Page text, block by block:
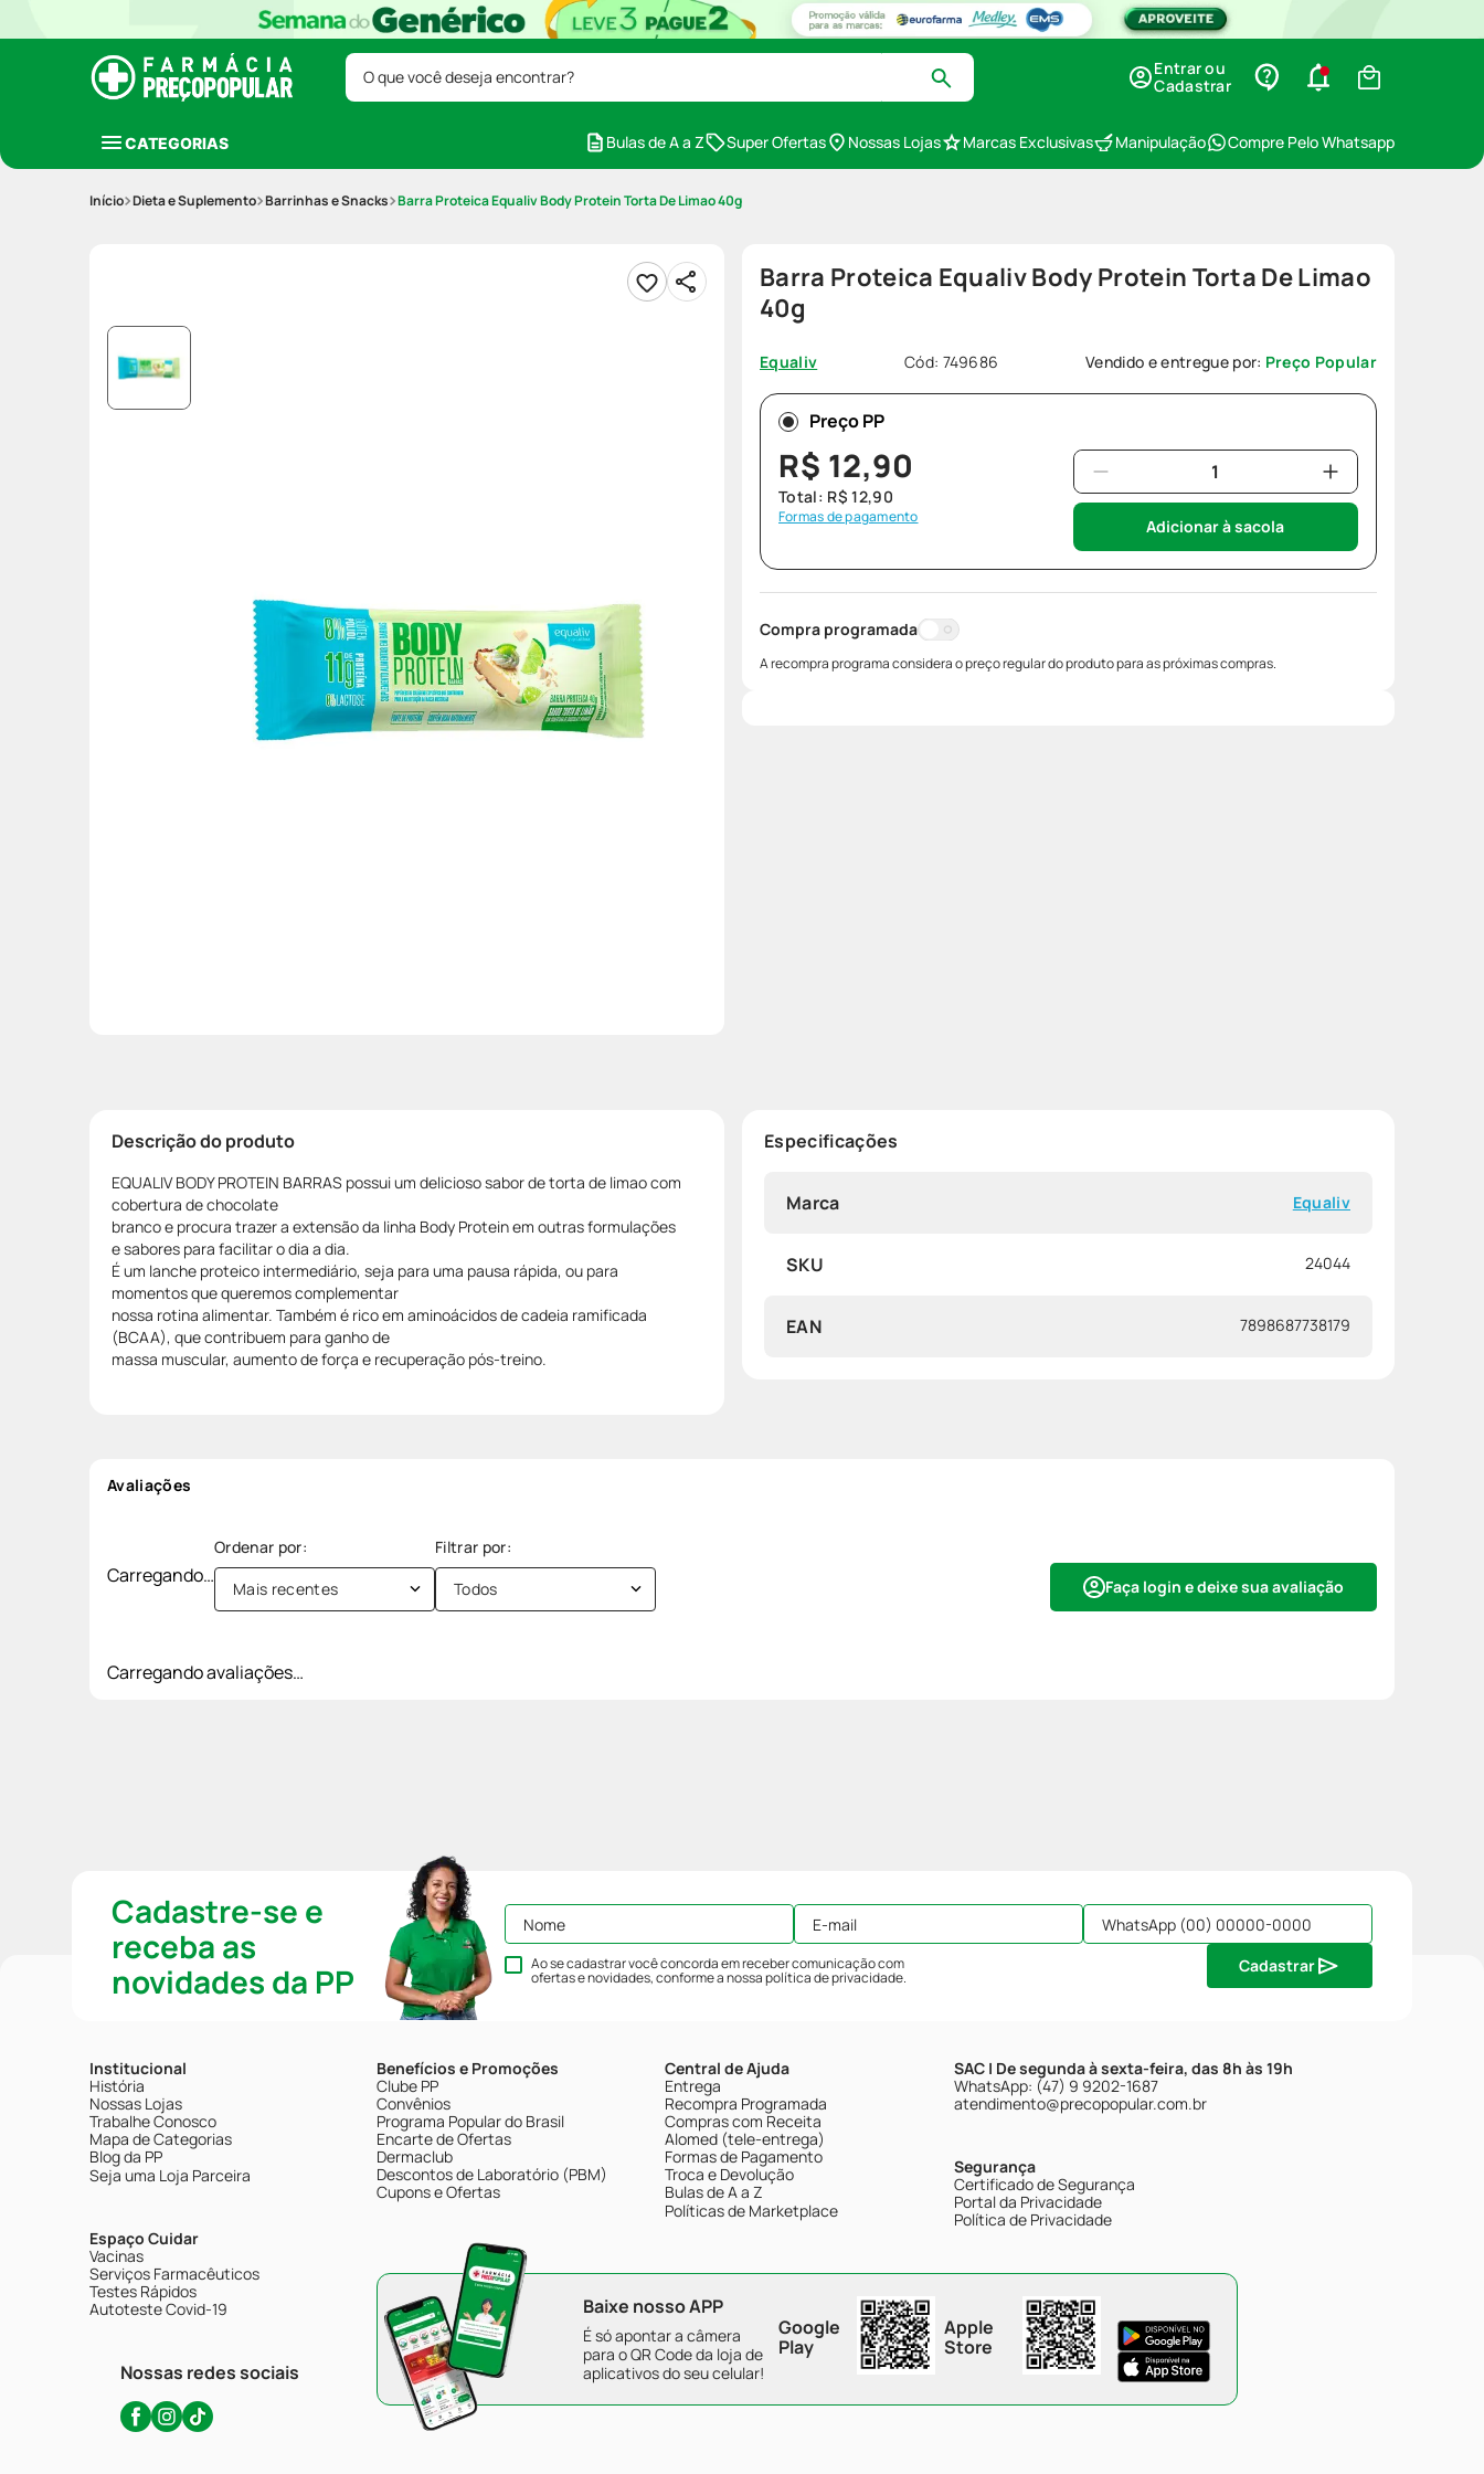
O que você deseja encontrar?
Entrar ou
Cadastrar
CATEGORIAS Bulas de A a Z Super Ofertas Nossas Lojas Marcas Exclusivas Manipulação Compre Pelo Whatsapp
Dieta e Suplemento Barrinhas e Snacks Barra Proteica Equaliv Body Protein Torta De Limao 40g
Barra Proteica Equaliv Body Protein Torta De Limao
40g
Equaliv Cód: 749686 Vendido e entregue por: Preço Popular
Preço PP
R$ 12,90
Total: R$ 12,90
Formas de pagamento Adicionar à sacola
Compra programada
A recompra programa considera o preço regular do produto para as próximas compras.
Descrição do produto
EQUALIV BODY PROTEIN BARRAS possui um delicioso sabor de torta de limao com
cobertura de chocolate
branco e procura trazer a extensão da linha Body Protein em outras formulações
e sabores para facilitar o dia a dia.
É um lanche proteico intermediário, seja para uma pausa rápida, ou para
momentos que queremos complementar
nossa rotina alimentar. Também é rico em aminoácidos de cadeia ramificada
(BCAA), que contribuem para ganho de
massa muscular, aumento de força e recuperação pós-treino.
Especificações
Marca Equaliv
SKU 24044
EAN 7898687738179
Avaliações
Carregando… Faça login e deixe sua avaliação
Mais recentes Todos
Carregando avaliações…
Cadastre-se e
receba as
novidades da PP
Ao se cadastrar você concorda em receber comunicação com
ofertas e novidades, conforme a nossapolítica de privacidade.
Cadastrar
Institucional
História
Nossas Lojas
Trabalhe Conosco
Mapa de Categorias
Blog da PP
Seja uma Loja Parceira
Espaço Cuidar
Vacinas
Serviços Farmacêuticos
Testes Rápidos
Autoteste Covid-19
Nossas redes sociais
Benefícios e Promoções
Clube PP
Convênios
Programa Popular do Brasil
Encarte de Ofertas
Dermaclub
Descontos de Laboratório (PBM)
Cupons e Ofertas
Central de Ajuda
Entrega
Recompra Programada
Compras com Receita
Alomed (tele-entrega)
Formas de Pagamento
Troca e Devolução
Bulas de A a Z
Políticas de Marketplace
SAC | De segunda à sexta-feira, das 8h às 19h
WhatsApp: (47) 9 9202-1687
atendimento@precopopular.com.br
Segurança
Certificado de Segurança
Portal da Privacidade
Política de Privacidade
Baixe nosso APP
É só apontar a câmera
para o QR Code da loja de
aplicativos do seu celular!
Google
Play
Apple
Store